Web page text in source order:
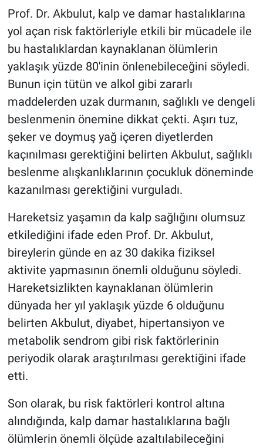
Prof. Dr. Akbulut, kalp ve damar hastalıklarına
yol açan risk faktörleriyle etkili bir mücadele ile
bu hastalıklardan kaynaklanan ölümlerin
yaklaşık yüzde 80'inin önlenebileceğini söyledi.
Bunun için tütün ve alkol gibi zararlı
maddelerden uzak durmanın, sağlıklı ve dengeli
beslenmenin önemine dikkat çekti. Aşırı tuz,
şeker ve doymuş yağ içeren diyetlerden
kaçınılması gerektiğini belirten Akbulut, sağlıklı
beslenme alışkanlıklarının çocukluk döneminde
kazanılması gerektiğini vurguladı.
Hareketsiz yaşamın da kalp sağlığını olumsuz
etkilediğini ifade eden Prof. Dr. Akbulut,
bireylerin günde en az 30 dakika fiziksel
aktivite yapmasının önemli olduğunu söyledi.
Hareketsizlikten kaynaklanan ölümlerin
dünyada her yıl yaklaşık yüzde 6 olduğunu
belirten Akbulut, diyabet, hipertansiyon ve
metabolik sendrom gibi risk faktörlerinin
periyodik olarak araştırılması gerektiğini ifade
etti.
Son olarak, bu risk faktörleri kontrol altına
alındığında, kalp damar hastalıklarına bağlı
ölümlerin önemli ölçüde azaltılabileceğini